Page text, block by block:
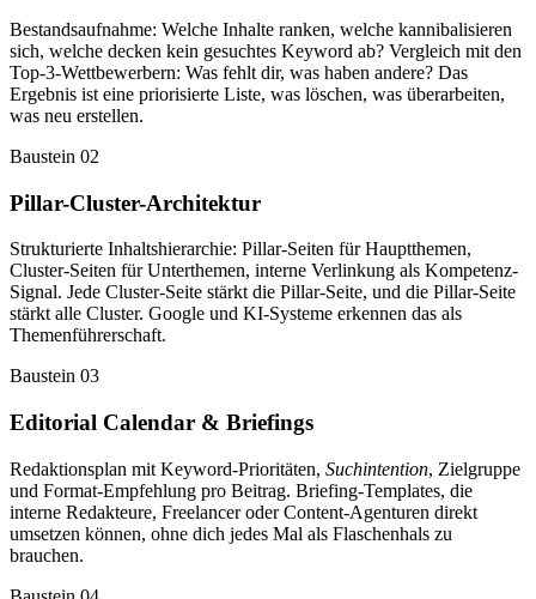
Bestandsaufnahme: Welche Inhalte ranken, welche kannibalisieren
sich, welche decken kein gesuchtes Keyword ab? Vergleich mit den
Top-3-Wettbewerbern: Was fehlt dir, was haben andere? Das
Ergebnis ist eine priorisierte Liste, was löschen, was überarbeiten,
was neu erstellen.
Baustein 02
Pillar-Cluster-Architektur
Strukturierte Inhaltshierarchie: Pillar-Seiten für Hauptthemen,
Cluster-Seiten für Unterthemen, interne Verlinkung als Kompetenz-
Signal. Jede Cluster-Seite stärkt die Pillar-Seite, und die Pillar-Seite
stärkt alle Cluster. Google und KI-Systeme erkennen das als
Themenführerschaft.
Baustein 03
Editorial Calendar & Briefings
Redaktionsplan mit Keyword-Prioritäten, Suchintention, Zielgruppe
und Format-Empfehlung pro Beitrag. Briefing-Templates, die
interne Redakteure, Freelancer oder Content-Agenturen direkt
umsetzen können, ohne dich jedes Mal als Flaschenhals zu
brauchen.